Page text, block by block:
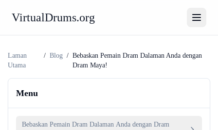
VirtualDrums.org
Laman
Utama
/ Blog / Bebaskan Pemain Dram Dalaman Anda dengan
Dram Maya!
Menu
Bebaskan Pemain Dram Dalaman Anda dengan Dram